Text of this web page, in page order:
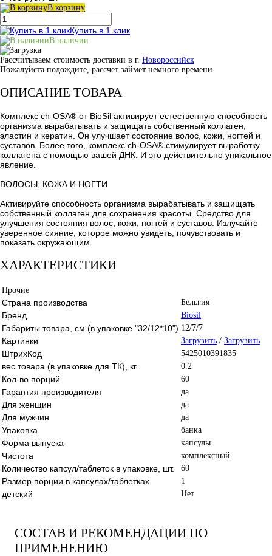
В корзину
Купить в 1 клик
В наличии
Рассчитываем стоимость доставки в г. Новороссийск
Пожалуйста подождите, рассчет займет немного времени
ОПИСАНИЕ ТОВАРА
Комплекс ch-OSA® от BioSil активирует естественную способность
организма вырабатывать и защищать собственный коллаген,
эластин и кератин. Он улучшает состояние волос, кожи, ногтей и
суставов. Более того, комплекс ch-OSA® стимулирует выработку
коллагена с помощью вашей ДНК. И это действительно уникальное
явление.
ВОЛОСЫ, КОЖА И НОГТИ
Активируйте способность организма вырабатывать и защищать
собственный коллаген для сохранения красоты. Средство для
улучшения состояния волос, кожи, ногтей и суставов. Излучайте
уверенное сияние, которое можно увидеть, почувствовать и
показать окружающим.
ХАРАКТЕРИСТИКИ
Прочие
Страна производства Бельгия
Бренд Biosil
Габариты товара, см (в упаковке "32/12*10") 12/7/7
Картинки Загрузить / Загрузить
ШтрихКод 5425010391835
вес товара (в упаковке для ТК), кг 0.2
Кол-во порций 60
Гарантия производителя да
Для женщин да
Для мужчин да
Упаковка банка
Форма выпуска капсулы
Чистота комплексный
Количество капсул/таблеток в упаковке, шт. 60
Размер порции в капсулах/таблетках 1
детский Нет
СОСТАВ И РЕКОМЕНДАЦИИ ПО
ПРИМЕНЕНИЮ